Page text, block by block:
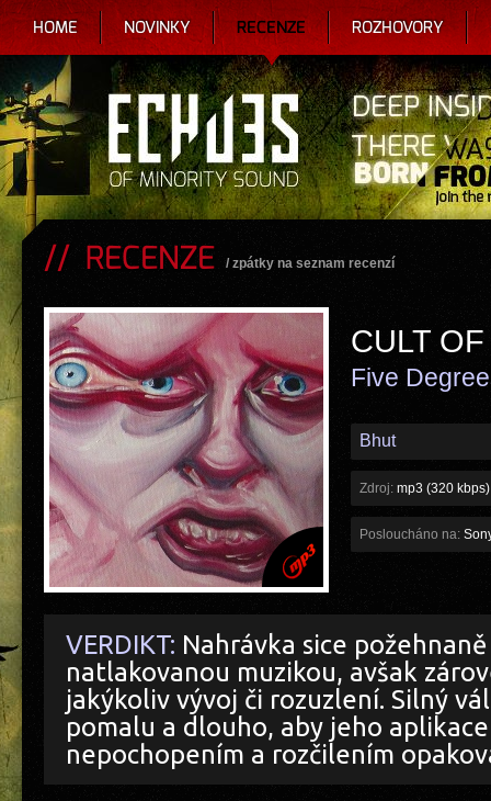
HOME NOVINKY RECENZE ROZHOVORY
RECENZE / zpátky na seznam recenzí
CULT
Five
Bhut
Zdroj: mp3 (320
Posloucháno na:
VERDIKT: Nahrávka sice
natlakovanou muzikou, avšak
jakýkoliv vývoj či rozuzlení. Silný
pomalu a dlouho, aby jeho
nepochopením a rozčilením